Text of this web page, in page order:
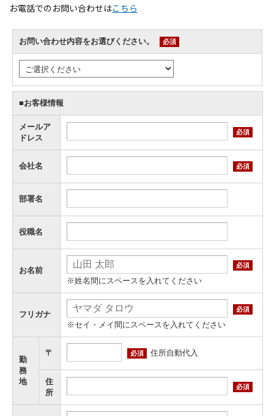
お電話でのお問い合わせはこちら
お問い合わせ内容をお選びください。 必須
■お客様情報
メールア
ドレス
必須
会社名 必須
部署名
役職名
お名前
必須
※姓名間にスペースを入れてください
フリガナ
必須
※セイ・メイ間にスペースを入れてください
勤
務
地
〒 必須 住所自動代入
住
所
必須